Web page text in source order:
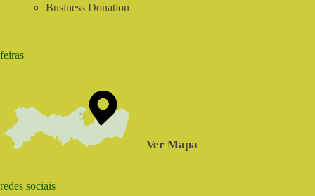
Business Donation
feiras
Ver Mapa
redes sociais